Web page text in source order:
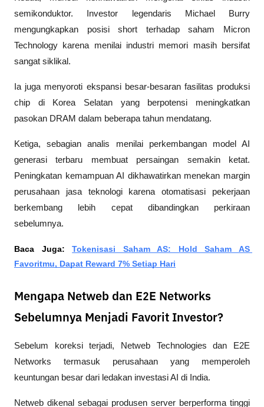
semikonduktor. Investor legendaris Michael Burry
mengungkapkan posisi short terhadap saham Micron
Technology karena menilai industri memori masih bersifat
sangat siklikal.
Ia juga menyoroti ekspansi besar-besaran fasilitas produksi
chip di Korea Selatan yang berpotensi meningkatkan
pasokan DRAM dalam beberapa tahun mendatang.
Ketiga, sebagian analis menilai perkembangan model AI
generasi terbaru membuat persaingan semakin ketat.
Peningkatan kemampuan AI dikhawatirkan menekan margin
perusahaan jasa teknologi karena otomatisasi pekerjaan
berkembang lebih cepat dibandingkan perkiraan
sebelumnya.
Baca Juga: Tokenisasi Saham AS: Hold Saham AS
Favoritmu, Dapat Reward 7% Setiap Hari
Mengapa Netweb dan E2E Networks
Sebelumnya Menjadi Favorit Investor?
Sebelum koreksi terjadi, Netweb Technologies dan E2E
Networks termasuk perusahaan yang memperoleh
keuntungan besar dari ledakan investasi AI di India.
Netweb dikenal sebagai produsen server berperforma tinggi